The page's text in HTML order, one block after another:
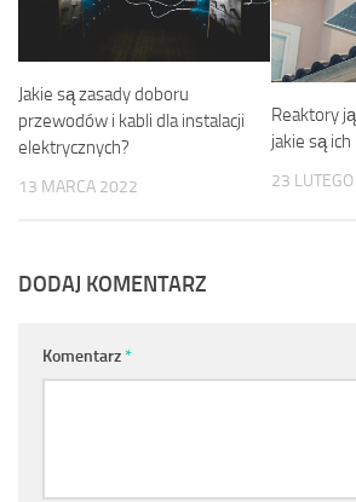
Jakie są zasady doboru
przewodów i kabli dla instalacji
elektrycznych?
13 MARCA 2022
Reaktory
jakie są
23
DODAJ KOMENTARZ
Komentarz*